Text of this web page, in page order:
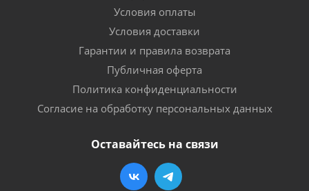
Условия оплаты
Условия доставки
Гарантии и правила возврата
Публичная оферта
Политика конфиденциальности
Согласие на обработку персональных данных
Оставайтесь на связи